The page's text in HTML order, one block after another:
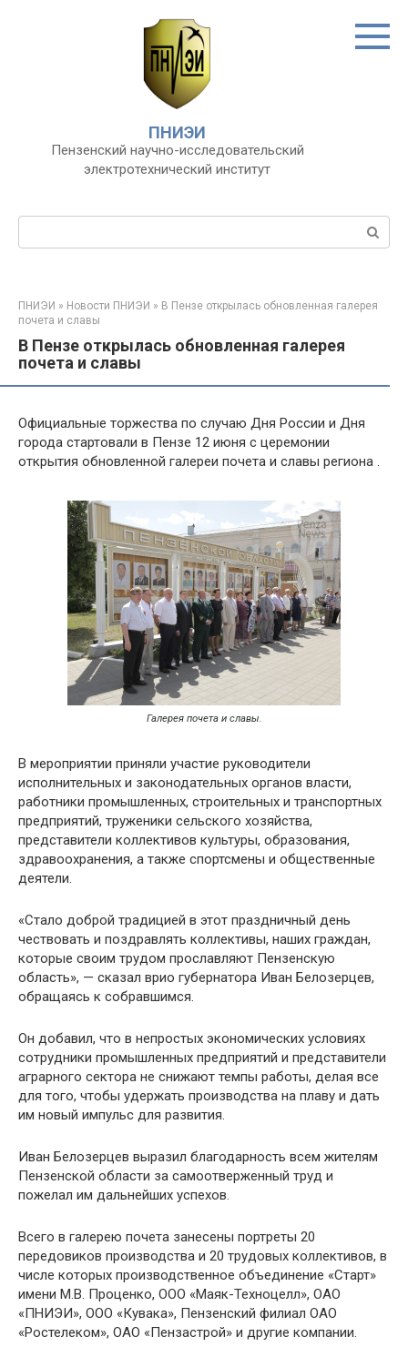
ПНИЭИ
Пензенский научно-исследовательский
электротехнический институт
Поиск:
ПНИЭИ » Новости ПНИЭИ » В Пензе открылась обновленная галерея
почета и славы
В Пензе открылась обновленная галерея
почета и славы
Официальные торжества по случаю Дня России и Дня
города стартовали в Пензе 12 июня с церемонии
открытия обновленной галереи почета и славы региона .
Галерея почета и славы.
В мероприятии приняли участие руководители
исполнительных и законодательных органов власти,
работники промышленных, строительных и транспортных
предприятий, труженики сельского хозяйства,
представители коллективов культуры, образования,
здравоохранения, а также спортсмены и общественные
деятели.
«Стало доброй традицией в этот праздничный день
чествовать и поздравлять коллективы, наших граждан,
которые своим трудом прославляют Пензенскую
область», — сказал врио губернатора Иван Белозерцев,
обращаясь к собравшимся.
Он добавил, что в непростых экономических условиях
сотрудники промышленных предприятий и представители
аграрного сектора не снижают темпы работы, делая все
для того, чтобы удержать производства на плаву и дать
им новый импульс для развития.
Иван Белозерцев выразил благодарность всем жителям
Пензенской области за самоотверженный труд и
пожелал им дальнейших успехов.
Всего в галерею почета занесены портреты 20
передовиков производства и 20 трудовых коллективов, в
числе которых производственное объединение «Старт»
имени М.В. Проценко, ООО «Маяк-Техноцелл», ОАО
«ПНИЭИ», ООО «Кувака», Пензенский филиал ОАО
«Ростелеком», ОАО «Пензастрой» и другие компании.